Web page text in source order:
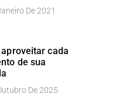
De 2021
cada
de sua
De 2025